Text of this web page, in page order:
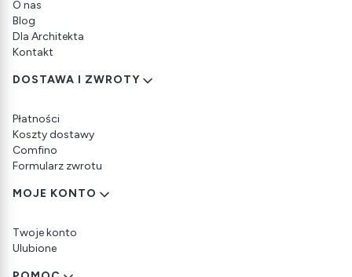
O nas
Blog
Dla Architekta
Kontakt
DOSTAWA I ZWROTY
Płatności
Koszty dostawy
Comfino
Formularz zwrotu
MOJE KONTO
Twoje konto
Ulubione